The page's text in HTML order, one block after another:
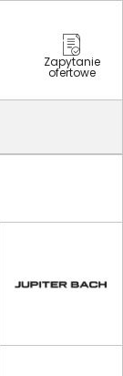
Zapytanie
ofertowe